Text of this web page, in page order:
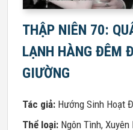
THẬP NIÊN 70:
LẠNH HÀNG ĐÊM
GIƯỜNG
Tác giả: Hướng Sinh Hoạt
Thể loại: Ngôn Tình, Xuyên